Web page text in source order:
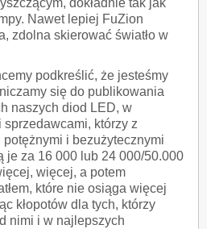
dokładnie tak jak
Nawet lepiej FuZion
zdolna skierować światło w
podkreślić, że jesteśmy
się do publikowania
naszych diod LED, w
którzy z
i bezużytecznymi
je za 16 000 lub 24 000/50.000
więcej, a potem
które nie osiąga więcej
kłopotów dla tych, którzy
nimi i w najlepszych